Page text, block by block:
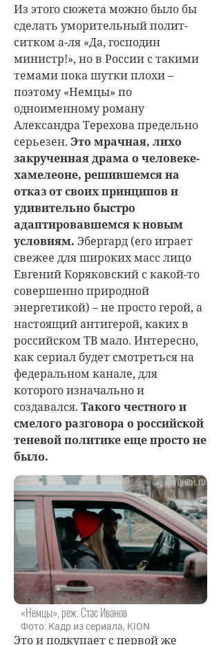
Из этого сюжета можно было бы
сделать уморительный полит-
ситком а-ля «Да, господин
министр!», но в России с такими
темами пока шутки плохи –
поэтому «Немцы» по
одноименному роману
Александра Терехова предельно
серьезен. Это мрачная, лихо
закрученная драма о человеке-
хамелеоне, решившемся на
отказ от своих принципов и
удивительно быстро
адаптировавшемся к новым
условиям. Эбергард (его играет
свежее для широких масс лицо
Евгений Коряковский с какой-то
совершенно природной
энергетикой) – не просто герой, а
настоящий антигерой, каких в
российском ТВ мало. Интересно,
как сериал будет смотреться на
федеральном канале, для
которого изначально и
создавался. Такого честного и
смелого разговора о российской
теневой политике еще просто не
было.
«Немцы», реж. Стас Иванов
Фото: Кадр из сериала, KION
Это и подкупает с первой же